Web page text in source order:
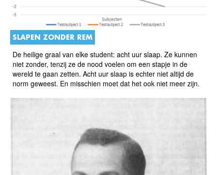
SLAPEN ZONDER REM
De heilige graal van elke student: acht uur slaap. Ze kunnen
niet zonder, tenzij ze de nood voelen om een stapje in de
wereld te gaan zetten. Acht uur slaap is echter niet altijd de
norm geweest. En misschien moet dat het ook niet meer zijn.